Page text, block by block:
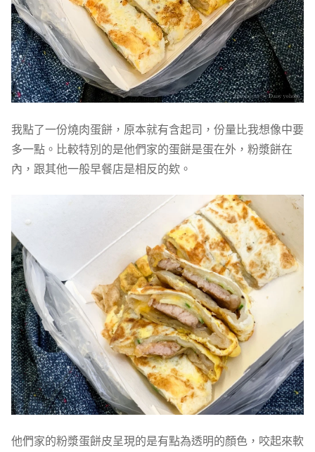
我點了一份燒肉蛋餅，原本就有含起司，份量比我想像中要
多一點。比較特別的是他們家的蛋餅是蛋在外，粉漿餅在
內，跟其他一般早餐店是相反的欸。
他們家的粉漿蛋餅皮呈現的是有點為透明的顏色，咬起來軟